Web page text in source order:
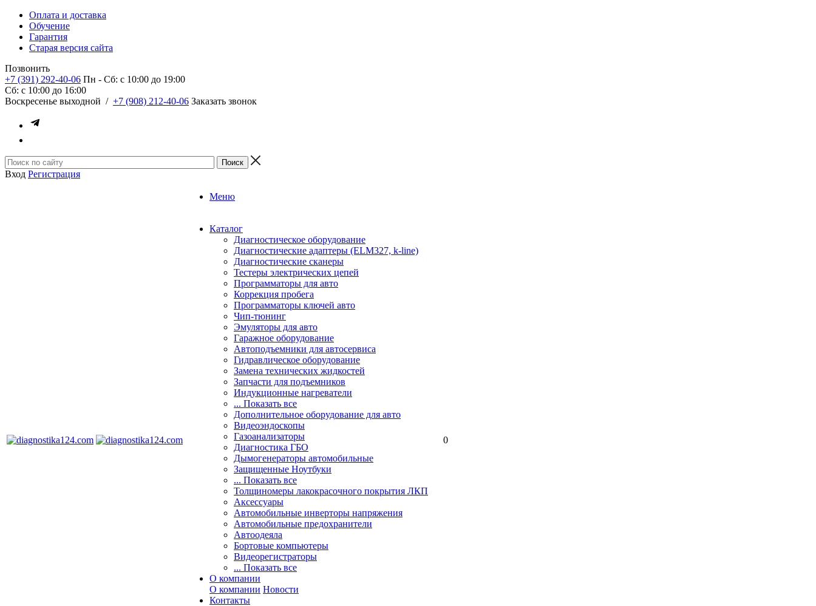
Оплата и доставка
Обучение
Гарантия
Старая версия сайта
Позвонить
+7 (391) 292-40-06 Пн - Сб: c 10:00 до 19:00
Сб: c 10:00 до 16:00
​Воскресенье выходной / +7 (908) 212-40-06 Заказать звонок
Вход Регистрация
Меню
Каталог
Диагностическое оборудование
Диагностические адаптеры (ELM327, k-line)
Диагностические сканеры
Тестеры электрических цепей
Программаторы для авто
Коррекция пробега
Программаторы ключей авто
Чип-тюнинг
Эмуляторы для авто
Гаражное оборудование
Автоподъемники для автосервиса
Гидравлическое оборудование
Замена технических жидкостей
Запчасти для подъемников
Индукционные нагреватели
... Показать все
Дополнительное оборудование для авто
Видеоэндоскопы
Газоанализаторы
Диагностика ГБО
Дымогенераторы автомобильные
Защищенные Ноутбуки
... Показать все
Толщиномеры лакокрасочного покрытия ЛКП
Аксессуары
Автомобильные инверторы напряжения
Автомобильные предохранители
Автоодеяла
Бортовые компьютеры
Видеорегистраторы
... Показать все
О компании
О компании Новости
Контакты
0